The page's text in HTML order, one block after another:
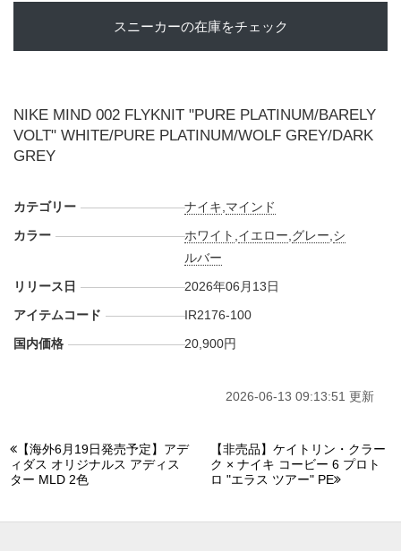
スニーカーの在庫をチェック
NIKE MIND 002 FLYKNIT "PURE PLATINUM/BARELY
VOLT" WHITE/PURE PLATINUM/WOLF GREY/DARK
GREY
カテゴリー ナイキ マインド
カラー
ホワイト イエロー グレー シ
ルバー
リリース日
2026年06月13日
アイテムコード
IR2176-100
国内価格
20,900円
2026-06-13 09:13:51 更新
【海外6月19日発売予定】アデ
ィダス オリジナルス アディス
ター MLD 2色
【非売品】ケイトリン・クラー
ク × ナイキ コービー 6 プロト
ロ "エラス ツアー" PE